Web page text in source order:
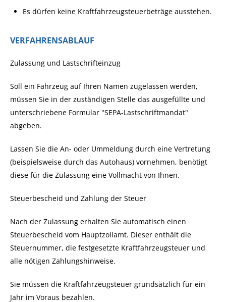
Es dürfen keine Kraftfahrzeugsteuerbeträge ausstehen.
VERFAHRENSABLAUF
Zulassung und Lastschrifteinzug
Soll ein Fahrzeug auf Ihren Namen zugelassen werden,
müssen Sie in der zuständigen Stelle das ausgefüllte und
unterschriebene Formular "SEPA-Lastschriftmandat"
abgeben.
Lassen Sie die An- oder Ummeldung durch eine Vertretung
(beispielsweise durch das Autohaus) vornehmen, benötigt
diese für die Zulassung eine Vollmacht von Ihnen.
Steuerbescheid und Zahlung der Steuer
Nach der Zulassung erhalten Sie automatisch einen
Steuerbescheid vom Hauptzollamt. Dieser enthält die
Steuernummer, die festgesetzte Kraftfahrzeugsteuer und
alle nötigen Zahlungshinweise.
Sie müssen die Kraftfahrzeugsteuer grundsätzlich für ein
Jahr im Voraus bezahlen.